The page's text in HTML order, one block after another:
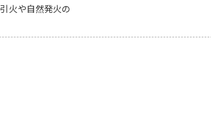
火や自然発火の